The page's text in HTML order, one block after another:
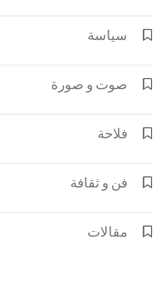
سياسة
صوت و صورة
فلاحة
فن و ثقافة
مقالات